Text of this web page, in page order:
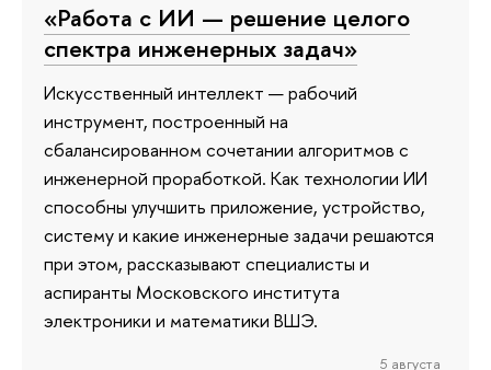
«Работа с ИИ — решение целого
спектра инженерных задач»
Искусственный интеллект — рабочий
инструмент, построенный на
сбалансированном сочетании алгоритмов с
инженерной проработкой. Как технологии ИИ
способны улучшить приложение, устройство,
систему и какие инженерные задачи решаются
при этом, рассказывают специалисты и
аспиранты Московского института
электроники и математики ВШЭ.
5 августа